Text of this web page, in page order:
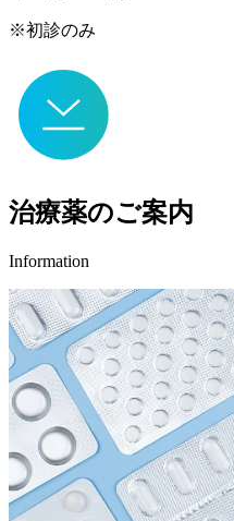
※初診のみ
治療薬のご案内
Information